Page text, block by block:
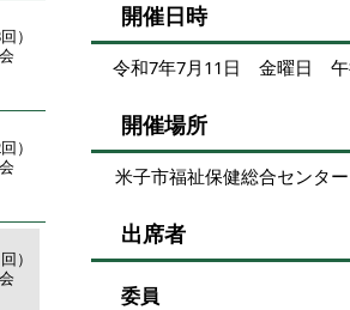
）
）
）
開催日時
令和7年7月11日 金曜日 午
開催場所
米子市福祉保健総合センタ
出席者
委員